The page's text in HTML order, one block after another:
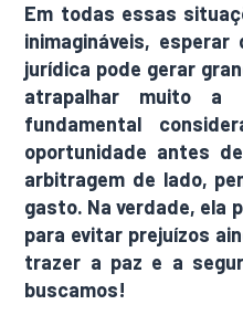
Em todas essas
inimagináveis,
jurídica pode gerar
atrapalhar muito a
fundamental
oportunidade antes
arbitragem de lado,
gasto. Na verdade, ela
para evitar prejuízos
trazer a paz e a
buscamos!